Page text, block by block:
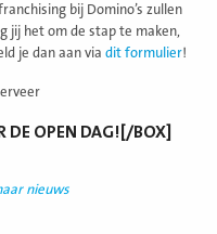
bij Domino’s zullen
jij het om de stap te maken,
je dan aan via dit formulier!
DE OPEN DAG![/BOX]
nieuws